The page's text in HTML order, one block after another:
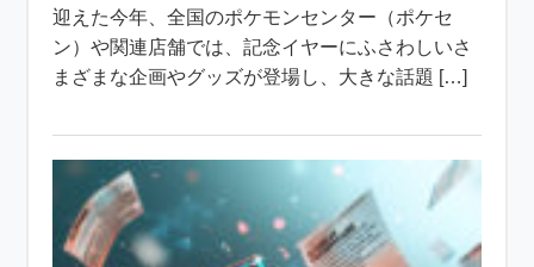
迎えた今年、全国のポケモンセンター（ポケセ
ン）や関連店舗では、記念イヤーにふさわしいさ
まざまな企画やグッズが登場し、大きな話題 […]